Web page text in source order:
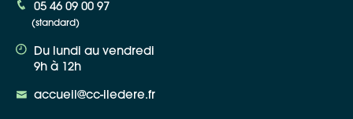
05 46 09 00 97
(standard)
Du lundi au vendredi
9h à 12h
accueil@cc-iledere.fr
Apple Plans